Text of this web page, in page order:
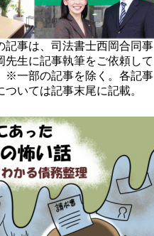
記事は、司法書士西岡合同事
先生に記事執筆をご依頼して
※一部の記事を除く。各記事
ついては記事末尾に記載。